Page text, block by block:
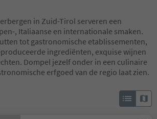
in Zuid-Tirol serveren een
, Italiaanse en internationale smaken.
tot gastronomische etablissementen,
ingrediënten, exquise wijnen
Dompel jezelf onder in een culinaire
erfgoed van de regio laat zien.